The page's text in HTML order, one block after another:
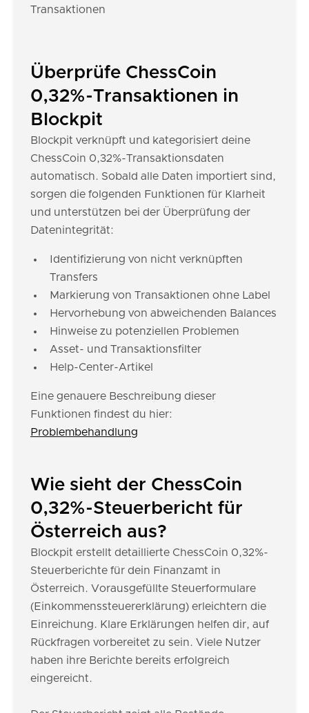
Transaktionen
Überprüfe ChessCoin
0,32%-Transaktionen in
Blockpit
Blockpit verknüpft und kategorisiert deine
ChessCoin 0,32%-Transaktionsdaten
automatisch. Sobald alle Daten importiert sind,
sorgen die folgenden Funktionen für Klarheit
und unterstützen bei der Überprüfung der
Datenintegrität:
Identifizierung von nicht verknüpften
Transfers
Markierung von Transaktionen ohne Label
Hervorhebung von abweichenden Balances
Hinweise zu potenziellen Problemen
Asset- und Transaktionsfilter
Help-Center-Artikel
Eine genauere Beschreibung dieser
Funktionen findest du hier:
Problembehandlung
Wie sieht der ChessCoin
0,32%-Steuerbericht für
Österreich aus?
Blockpit erstellt detaillierte ChessCoin 0,32%-
Steuerberichte für dein Finanzamt in
Österreich. Vorausgefüllte Steuerformulare
(Einkommenssteuererklärung) erleichtern die
Einreichung. Klare Erklärungen helfen dir, auf
Rückfragen vorbereitet zu sein. Viele Nutzer
haben ihre Berichte bereits erfolgreich
eingereicht.